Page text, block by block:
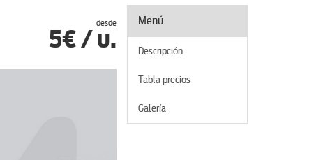
desde
5€ / u.
Menú
Descripción
Tabla precios
Galería